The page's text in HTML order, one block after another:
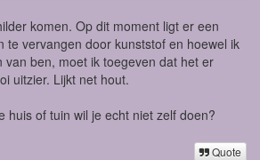
komen. Op dit moment ligt er een
te vervangen door kunststof en hoewel ik
van ben, moet ik toegeven dat het er
uitzier. Lijkt net hout.
huis of tuin wil je echt niet zelf doen?
Quote